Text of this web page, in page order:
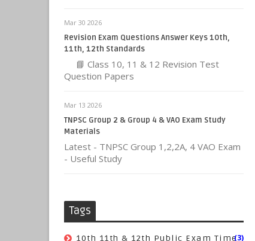
Mar 30 2026
Revision Exam Questions Answer Keys 10th,
11th, 12th Standards
📘 Class 10, 11 & 12 Revision Test
Question Papers
Mar 13 2026
TNPSC Group 2 & Group 4 & VAO Exam Study
Materials
Latest - TNPSC Group 1,2,2A, 4 VAO Exam
- Useful Study
Tags
10th 11th & 12th Public Exam Time(3)